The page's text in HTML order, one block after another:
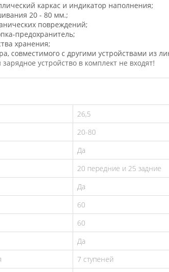
каркас и индикатор наполнения;
20 - 80 мм.;
повреждений;
предохранитель;
хранения;
совместимого с другими устройствами из
устройство в комплект не входят!
26,5
20-80
Да
20 передние и 25 задние
Да
60
60
Да
7 ступеней